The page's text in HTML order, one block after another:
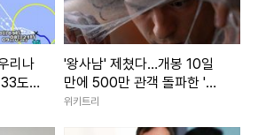
리나
도
'왕사남' 제쳤다…개봉 10일
만에 500만 관객 돌파한 '대
작 영화'
위키트리